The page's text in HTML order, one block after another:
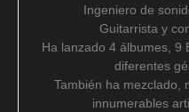
Ingeniero de
Guitarrista y
Ha lanzado 4 álbumes, 9
diferentes
También ha mezclado,
innumerables